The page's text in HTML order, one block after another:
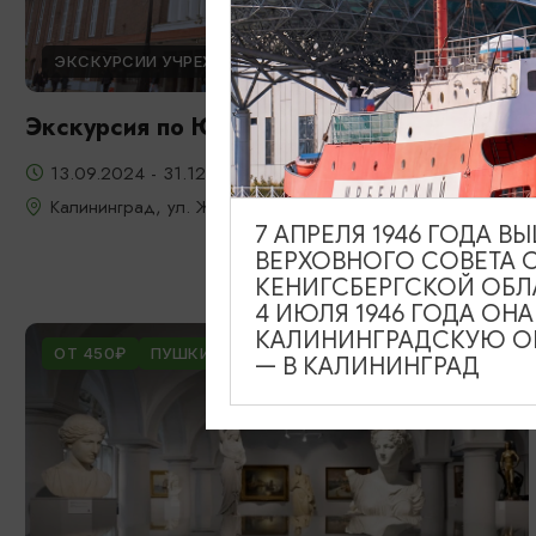
ЭКСКУРСИИ УЧРЕЖДЕНИЙ КУЛЬТУРЫ
Экскурсия по Южному вокзалу
13.09.2024 - 31.12.2026
Калининград, ул. Железнодорожная, д. 13-23
ОТ 450₽ ПУШКИНСКАЯ КАРТА
7 АПРЕЛЯ 1946 ГОДА
ВЕРХОВНОГО СОВЕТА
КЕНИГСБЕРГСКОЙ
4 ИЮЛЯ 1946 ГОДА
КАЛИНИНГРАДСКУЮ
— В КАЛИНИНГРАД